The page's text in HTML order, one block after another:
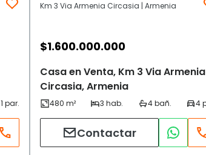
Km 3 Via Armenia Circasia | Armenia
$1.600.000.000
Casa en Venta, Km 3 Via Armenia
Circasia, Armenia
Contactar